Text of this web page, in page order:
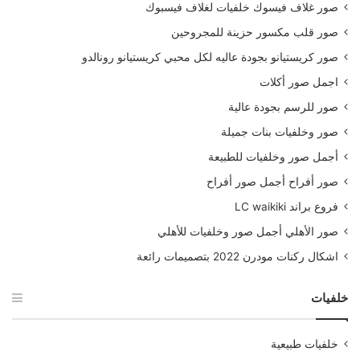
صور غلاف فيسوك خلفيات لغلاف فيسبوك
صور قلب مكسور حزينة للمجروحين
صور كريستيانو بجودة عاليه لكل محبي كريستيانو رونالدو
اجمل صور أكلات
صور للرسم بجودة عالية
صور وخلفيات بنات جميلة
أجمل صور وخلفيات للطبيعة
صور أفراح أجمل صور أفراح
فروع براند LC waikiki
صور الأهلي أجمل صور وخلفيات للأهلي
اشكال ركنات مودرن 2022 بتصميمات رائعة
خلفيات
خلفيات طبيعية